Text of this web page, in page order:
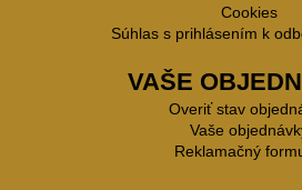
Cookies
Súhlas s prihlásením k
VAŠE
Overiť stav
Vaše
Reklamačný